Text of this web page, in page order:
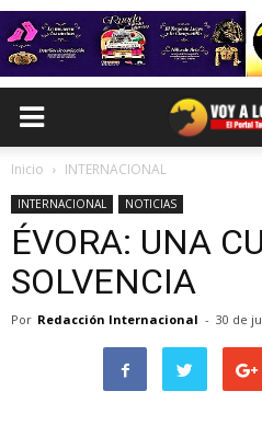
Inicio INTERNACIONAL
INTERNACIONAL NOTICIAS
ÉVORA: UNA
SOLVENCIA
Por Redacción Internacional - 30 de